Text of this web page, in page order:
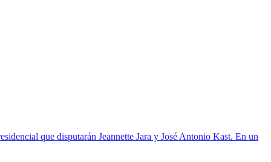
que disputarán Jeannette Jara y José Antonio Kast. En un